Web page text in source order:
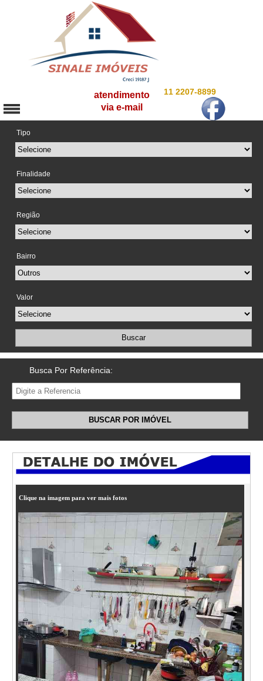
11 2207-8899
atendimento
via e-mail
Tipo
Finalidade
Região
Bairro
Valor
Buscar
Busca Por Referência:
BUSCAR POR IMÓVEL
Clique na imagem para ver mais fotos